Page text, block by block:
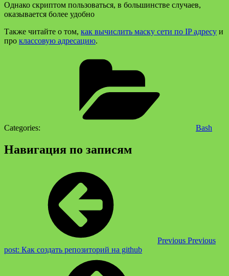
Однако скриптом пользоваться, в большинстве случаев,
оказывается более удобно
Также читайте о том, как вычислить маску сети по IP адресу и
про классовую адресацию.
Categories: Bash
Навигация по записям
Previous Previous
post: Как создать репозиторий на github